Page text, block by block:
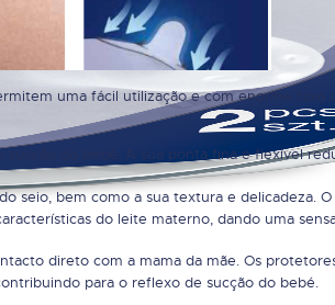
uma fácil utilização e com enorme taxa
sucção do bebé. A sua ponta fina e flexível
seio, bem como a sua textura e delicadeza. O
do leite materno, dando uma
direto com a mama da mãe. Os
para o reflexo de sucção do bebé.